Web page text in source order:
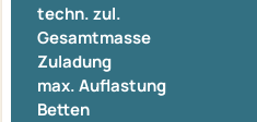
techn. zul.
Gesamtmasse
Zuladung
max. Auflastung
Betten